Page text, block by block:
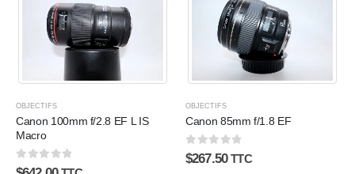
OBJECTIFS
Canon 100mm f/2.8 EF L IS
Macro
0sur 5
OBJECTIFS
Canon 85mm f/1.8 EF
0sur 5
$267.50 TTC